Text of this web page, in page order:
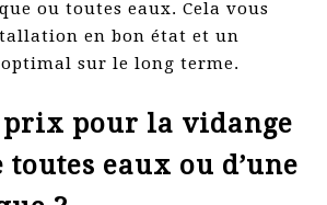
ou toutes eaux. Cela vous
en bon état et un
sur le long terme.
prix pour la vidange
toutes eaux ou d’une